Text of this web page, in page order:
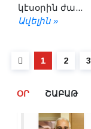
կէսօրին ժա...
Ավելին »
1 2 3
ՕՐ ՇԱԲԱԹ